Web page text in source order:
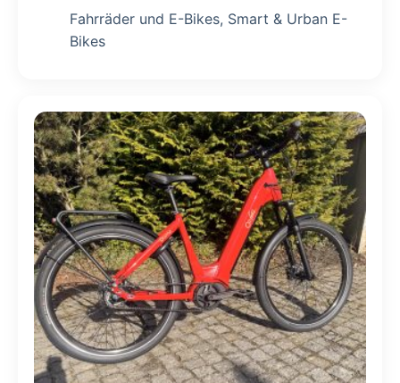
Preis
Preis
Fahrräder und E-Bikes, Smart & Urban E-
Bikes